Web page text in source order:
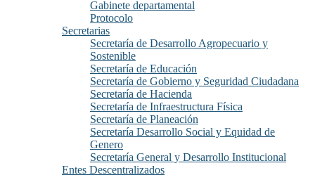
Gabinete departamental
Protocolo
Secretarias
Secretaría de Desarrollo Agropecuario y
Sostenible
Secretaría de Educación
Secretaría de Gobierno y Seguridad Ciudadana
Secretaría de Hacienda
Secretaría de Infraestructura Física
Secretaría de Planeación
Secretaría Desarrollo Social y Equidad de
Genero
Secretaría General y Desarrollo Institucional
Entes Descentralizados